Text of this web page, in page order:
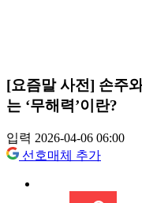
[요즘말 사전] 손주
는 ‘무해력’이란?
입력 2026-04-06 06:00
선호매체 추가